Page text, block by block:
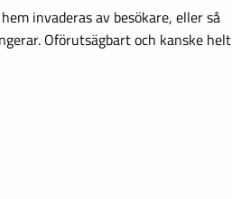
invaderas av besökare, eller så
Oförutsägbart och kanske helt